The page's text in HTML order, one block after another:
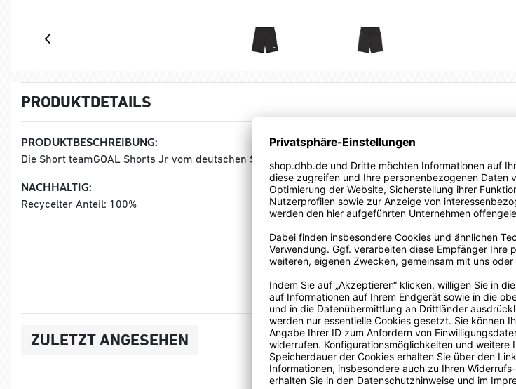
PRODUKTDETAILS
PRODUKTBESCHREIBUNG:
Die Short teamGOAL Shorts Jr vom deutschen Sportartikelhersteller Puma aus Herzogenaurach.
NACHHALTIG:
Recycelter Anteil: 100%
ZULETZT ANGESEHEN